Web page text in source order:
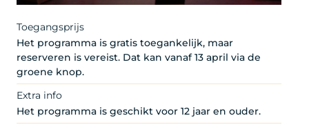
Toegangsprijs
Het programma is gratis toegankelijk, maar
reserveren is vereist. Dat kan vanaf 13 april via de
groene knop.
Extra info
Het programma is geschikt voor 12 jaar en ouder.